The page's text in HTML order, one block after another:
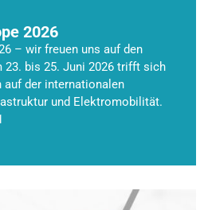
2026
– wir freuen uns auf den
23. bis 25. Juni 2026 trifft sich
auf der internationalen
und Elektromobilität.